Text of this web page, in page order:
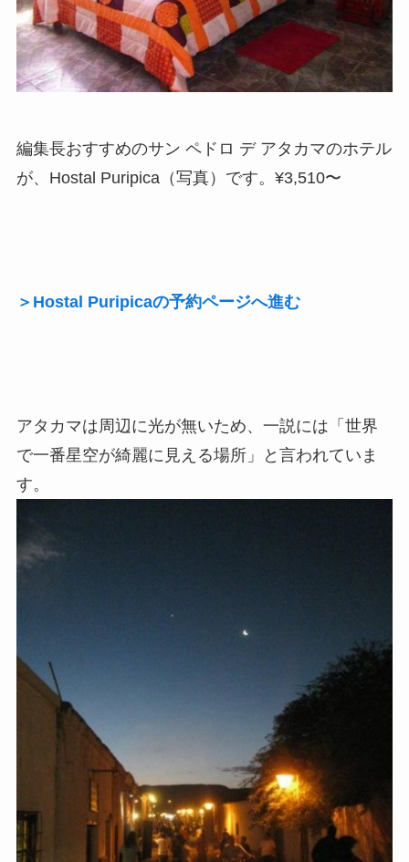
編集長おすすめのサン ペドロ デ アタカマのホテル
が、Hostal Puripica（写真）です。¥3,510〜
＞Hostal Puripicaの予約ページへ進む
アタカマは周辺に光が無いため、一説には「世界
で一番星空が綺麗に見える場所」と言われていま
す。